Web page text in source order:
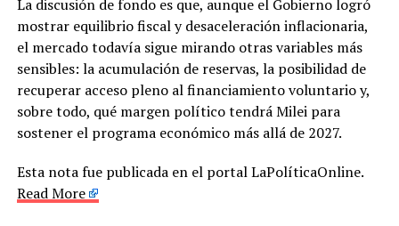
La discusión de fondo es que, aunque el Gobierno logró
mostrar equilibrio fiscal y desaceleración inflacionaria,
el mercado todavía sigue mirando otras variables más
sensibles: la acumulación de reservas, la posibilidad de
recuperar acceso pleno al financiamiento voluntario y,
sobre todo, qué margen político tendrá Milei para
sostener el programa económico más allá de 2027.
Esta nota fue publicada en el portal LaPolíticaOnline.
Read More